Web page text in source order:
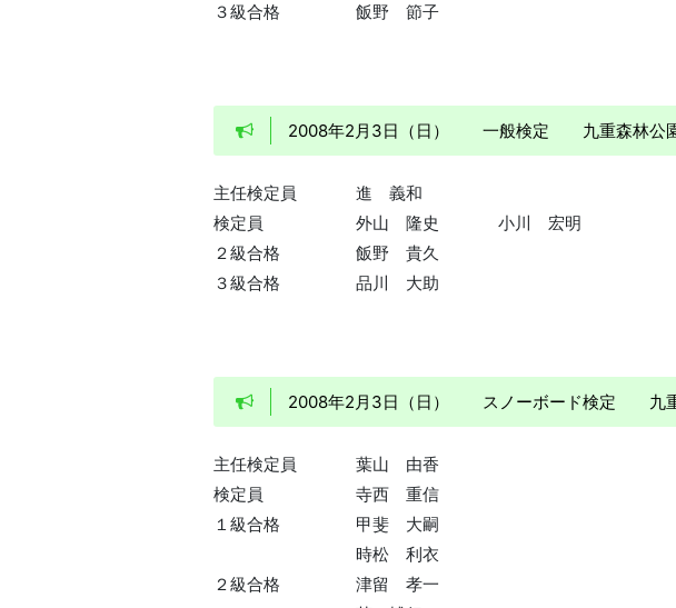
３級合格
飯野 節子
2008年2月3日（日） 一般検定 九重森林公
主任検定員
進 義和
検定員
外山 隆史
小川 宏明
２級合格
飯野 貴久
３級合格
品川 大助
2008年2月3日（日） スノーボード検定 九重
主任検定員
葉山 由香
検定員
寺西 重信
１級合格
甲斐 大嗣
時松 利衣
２級合格
津留 孝一